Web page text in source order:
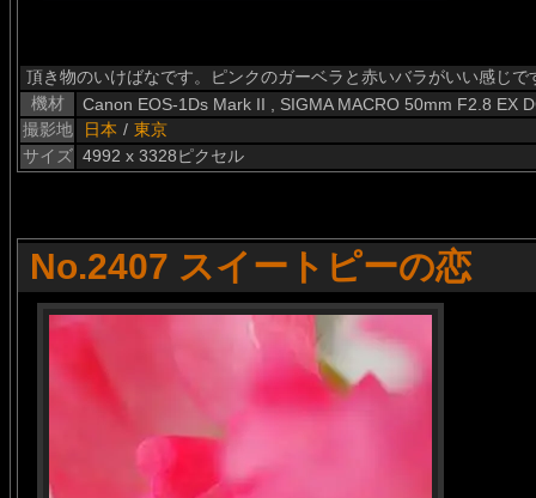
頂き物のいけばなです。ピンクのガーベラと赤いバラがいい感じで
機材
Canon EOS-1Ds Mark II , SIGMA MACRO 50mm F2.8 EX
撮影地
日本 / 東京
サイズ 4992 x 3328ピクセル
No.2407 スイートピーの恋